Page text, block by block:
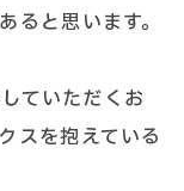
ると思います。
ていただくお
スを抱えている